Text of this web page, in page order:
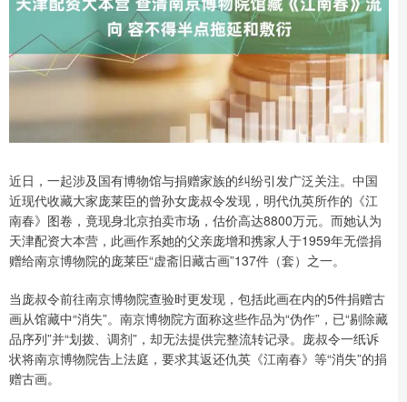
近日，一起涉及国有博物馆与捐赠家族的纠纷引发广泛关注。中国
近现代收藏大家庞莱臣的曾孙女庞叔令发现，明代仇英所作的《江
南春》图卷，竟现身北京拍卖市场，估价高达8800万元。而她认为
天津配资大本营，此画作系她的父亲庞增和携家人于1959年无偿捐
赠给南京博物院的庞莱臣“虚斋旧藏古画”137件（套）之一。
当庞叔令前往南京博物院查验时更发现，包括此画在内的5件捐赠古
画从馆藏中“消失”。南京博物院方面称这些作品为“伪作”，已“剔除藏
品序列”并“划拨、调剂”，却无法提供完整流转记录。庞叔令一纸诉
状将南京博物院告上法庭，要求其返还仇英《江南春》等“消失”的捐
赠古画。